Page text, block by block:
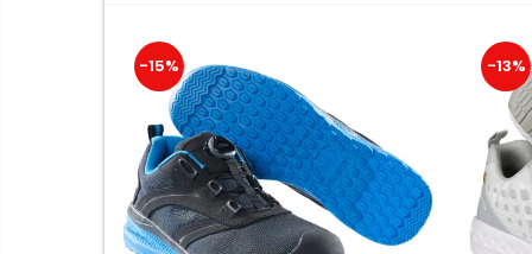
Formulare tipizate
Caiete si blocnotesuri
Stampile, tusiere si tus
Protectia muncii si Imbracaminte
Imbracaminte
-15% -13%